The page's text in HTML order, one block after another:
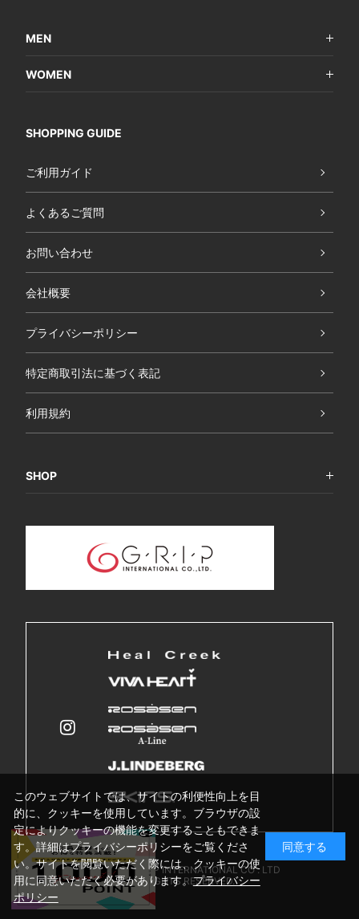
MEN
WOMEN
SHOPPING GUIDE
ご利用ガイド
よくあるご質問
お問い合わせ
会社概要
プライバシーポリシー
特定商取引法に基づく表記
利用規約
SHOP
Copyright © GRIP INTERNATIONAL CO . LTD
ALL RIGHTS RESERVED.
このウェブサイトでは、サイトの利便性向上を目
的に、クッキーを使用しています。ブラウザの設
定によりクッキーの機能を変更することもできま
す。詳細はプライバシーポリシーをご覧くださ
い。サイトを閲覧いただく際には、クッキーの使
用に同意いただく必要があります。プライバシー
ポリシー
同意する